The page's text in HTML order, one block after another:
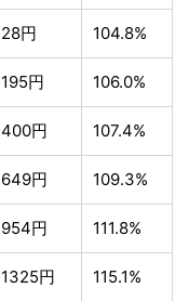
28円 104.8%
195円 106.0%
400円 107.4%
649円 109.3%
954円 111.8%
1325円 115.1%